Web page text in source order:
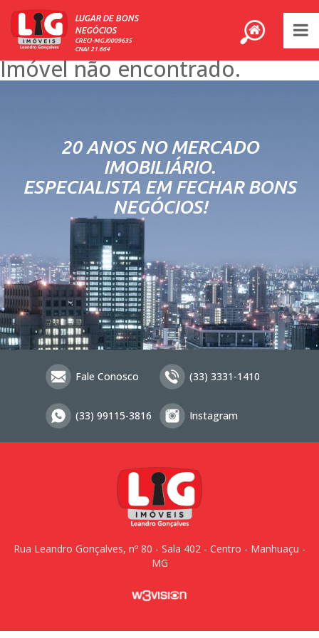
LUGAR DE BONS
NEGÓCIOS
CRECI-MGJ0009635
CNAI 21.664
Imóvel não encontrado.
20 ANOS NO MERCADO
IMOBILIÁRIO.
ESPECIALISTA EM FECHAR BONS
NEGÓCIOS!
Fale Conosco (33) 3331-1410
(33) 99115-3816 Instagram
Rua Leandro Gonçalves, nº 80 - Sala 402 - Centro - Manhuaçu -
MG